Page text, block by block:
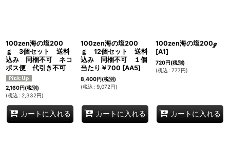
100zen海の塩200
ｇ 3個セット 送料
込み 同梱不可 ネコ
ポス便 代引き不可
2,160円(税別)
(税込: 2,332円)
カートに入れる
100zen海の塩200
ｇ 12個セット 送料
込み 同梱不可 １個
当たり￥700 [AA5]
8,400円(税別)
(税込: 9,072円)
カートに入れる
100zen海の塩200ℊ
[A1]
720円(税別)
(税込: 777円)
カートに入れる